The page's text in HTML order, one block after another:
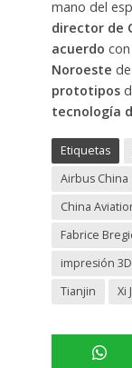
mano del
director de
acuerdo
Noroeste
prototipos
tecnología
Etiquetas
Airbus China
China
Fabrice
impresión 3D
Tianjin
Xi